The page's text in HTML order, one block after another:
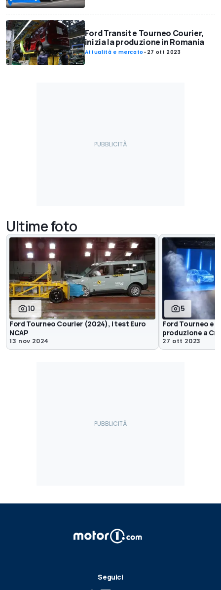
Ford Transit e Tourneo Courier,
inizia la produzione in Romania
Attualità e mercato - 27 ott 2023
Ultime foto
10
Ford Tourneo Courier (2024), i test Euro
NCAP
13 nov 2024
5
Ford Tourneo e
produzione a
27 ott 2023
Seguici